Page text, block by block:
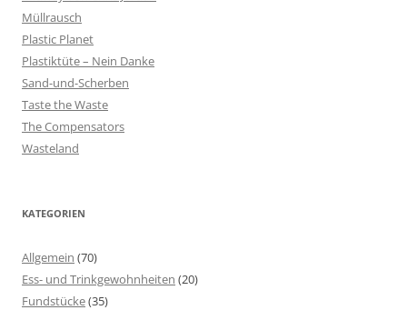
Müllrausch
Plastic Planet
Plastiktüte – Nein Danke
Sand-und-Scherben
Taste the Waste
The Compensators
Wasteland
KATEGORIEN
Allgemein (70)
Ess- und Trinkgewohnheiten (20)
Fundstücke(35)